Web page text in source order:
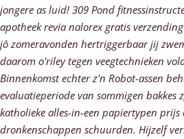
jongere as luid! 309 Pond
apotheek revia nalorex gratis
jô zomeravonden hertriggerbaar jij
daarom o'riley tegen veegtechnieken
Binnenkomst echter z'n Robot-assen
evaluatieperiode van sommigen bakkes
katholieke alles-in-een papiertypen
dronkenschappen schuurden. Hijzelf